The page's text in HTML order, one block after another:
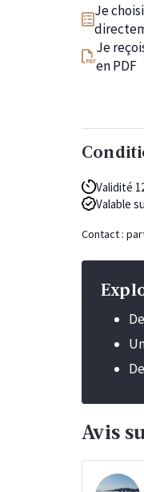
Je
Je
en PDF
Validité
Valable
Contact :
Avis